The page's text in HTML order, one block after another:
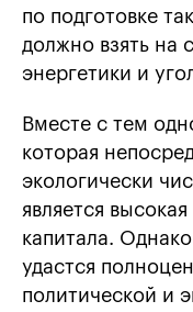
по подготовке
должно взять на
энергетики и
Вместе с тем
которая
экологически
является
капитала.
удастся
политической и